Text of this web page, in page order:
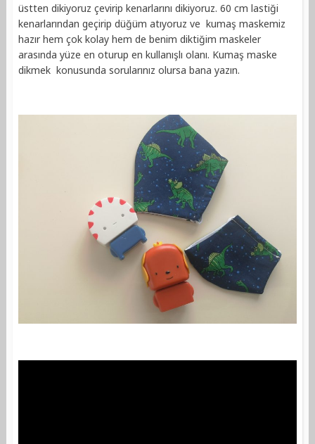
üstten dikiyoruz çevirip kenarlarını dikiyoruz. 60 cm lastiği
kenarlarından geçirip düğüm atıyoruz ve kumaş maskemiz
hazır hem çok kolay hem de benim diktiğim maskeler
arasında yüze en oturup en kullanışlı olanı. Kumaş maske
dikmek konusunda sorularınız olursa bana yazın.